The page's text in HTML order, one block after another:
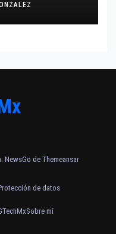
NewsGo de Themeansar
de datos
Sobre mí